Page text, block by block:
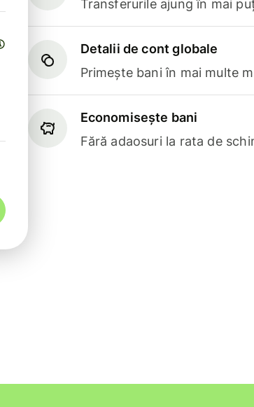
Transferurile ajung în mai
Detalii de cont globale
Primește bani în mai multe
Economisește bani
Fără adaosuri la rata de